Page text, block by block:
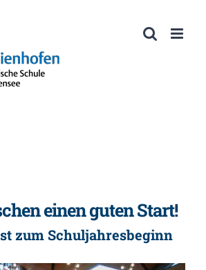
einen guten Start!
zum Schuljahresbeginn